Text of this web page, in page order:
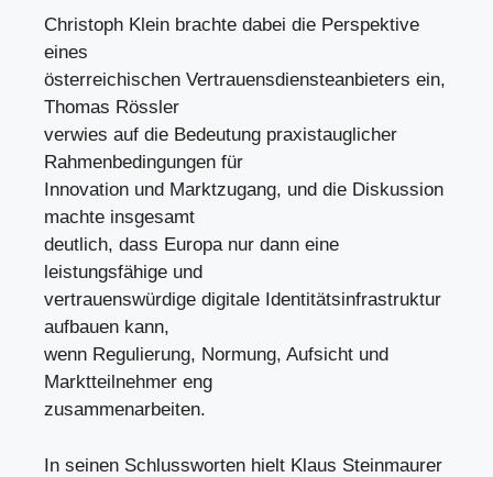
Christoph Klein brachte dabei die Perspektive
eines
österreichischen Vertrauensdiensteanbieters ein,
Thomas Rössler
verwies auf die Bedeutung praxistauglicher
Rahmenbedingungen für
Innovation und Marktzugang, und die Diskussion
machte insgesamt
deutlich, dass Europa nur dann eine
leistungsfähige und
vertrauenswürdige digitale Identitätsinfrastruktur
aufbauen kann,
wenn Regulierung, Normung, Aufsicht und
Marktteilnehmer eng
zusammenarbeiten.
In seinen Schlussworten hielt Klaus Steinmaurer